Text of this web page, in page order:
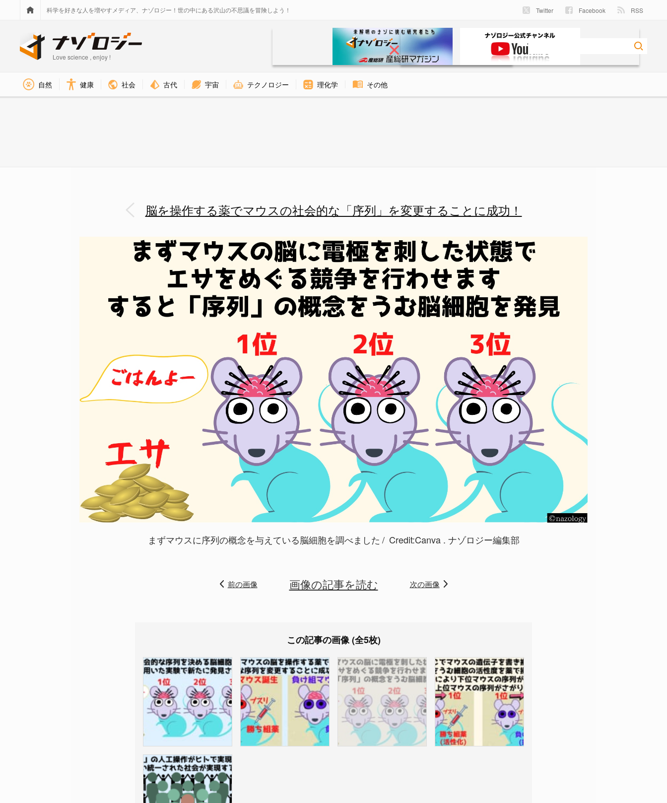
科学を好きな人を増やすメディア、ナゾロジー！世の中にある沢山の不思議を冒険しよう！ Twitter Facebook RSS
Love science , enjoy !
自然 健康 社会 古代 宇宙 テクノロジー 理化学 その他
脳を操作する薬でマウスの社会的な「序列」を変更することに成功！
まずマウスに序列の概念を与えている脳細胞を調べました Credit:Canva . ナゾロジー編集部
前の画像 画像の記事を読む 次の画像
この記事の画像 (全5枚)